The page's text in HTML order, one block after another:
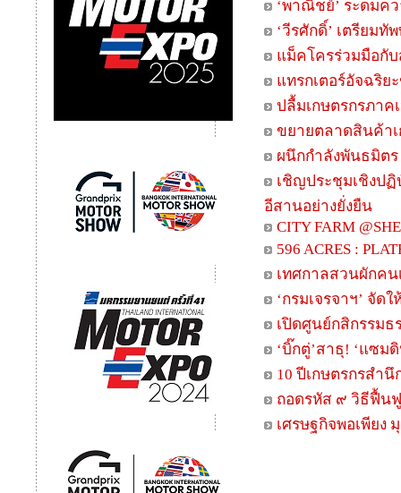
‘พาณิชย์’ ระดมค
‘วีรศักดิ์’ เตรียม
แม็คโครร่วมมือกั
แทรกเตอร์อัจฉริ
ปลื้มเกษตรกรภาค
ขยายตลาดสินค้าเ
ผนึกกำลังพันธมิตร
เชิญประชุมเชิงปฏิ
อีสานอย่างยั่งยืน
CITY FARM
596 ACRES :
เทศกาลสวนผักคน
‘กรมเจรจาฯ’ จัด
เปิดศูนย์กสิกรรมธ
‘บิ๊กตู่’สาธุ! ‘แซม
10 ปีเกษตรกรสำ
ถอดรหัส ๙ วิธีฟื้น
เศรษฐกิจพอเพียง